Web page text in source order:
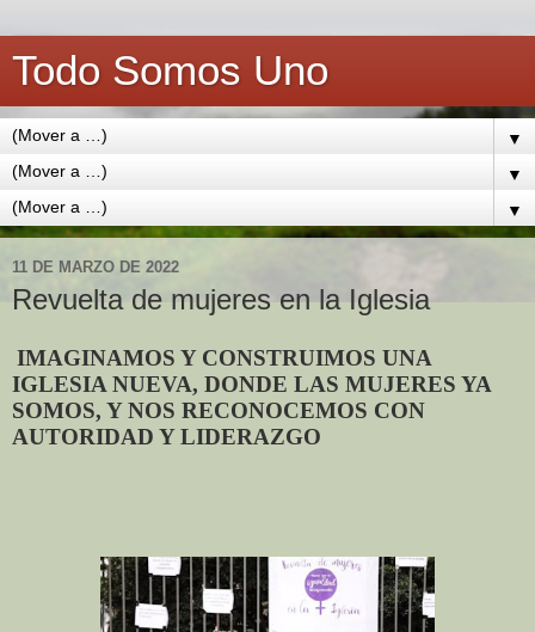
Todo Somos Uno
▼
▼
▼
11 DE MARZO DE 2022
Revuelta de mujeres en la Iglesia
IMAGINAMOS Y CONSTRUIMOS UNA
IGLESIA NUEVA, DONDE LAS MUJERES YA
SOMOS, Y NOS RECONOCEMOS CON
AUTORIDAD Y LIDERAZGO